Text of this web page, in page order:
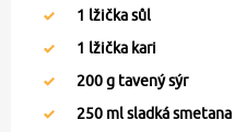
1 lžička sůl
1 lžička kari
200g tavený sýr
250 ml sladká smetana